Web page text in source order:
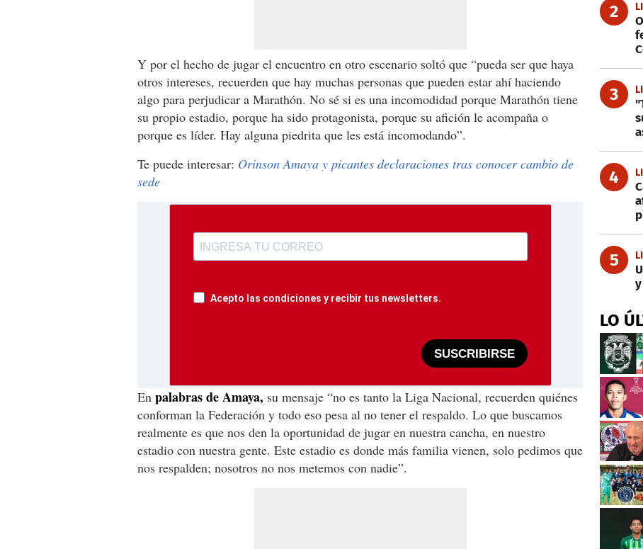
Y por el hecho de jugar el encuentro en otro escenario soltó que “pueda ser que haya
otros intereses, recuerden que hay muchas personas que pueden estar ahí haciendo
algo para perjudicar a Marathón. No sé si es una incomodidad porque Marathón tiene
su propio estadio, porque ha sido protagonista, porque su afición le acompaña o
porque es líder. Hay alguna piedrita que les está incomodando”.
Te puede interesar: Orinson Amaya y picantes declaraciones tras conocer cambio de
sede
Acepto las condiciones y recibir tus newsletters.
SUSCRIBIRSE
En palabras de Amaya, su mensaje “no es tanto la Liga Nacional, recuerden quiénes
conforman la Federación y todo eso pesa al no tener el respaldo. Lo que buscamos
realmente es que nos den la oportunidad de jugar en nuestra cancha, en nuestro
estadio con nuestra gente. Este estadio es donde más familia vienen, solo pedimos que
nos respalden; nosotros no nos metemos con nadie”.
2
3
4
5
LO